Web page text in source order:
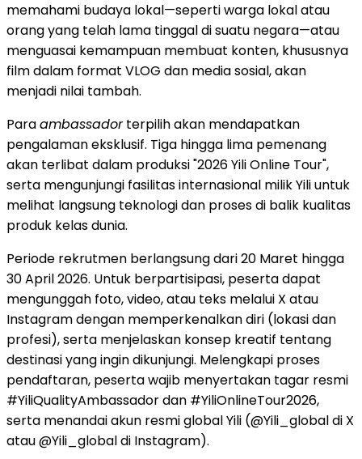
memahami budaya lokal—seperti warga lokal atau
orang yang telah lama tinggal di suatu negara—atau
menguasai kemampuan membuat konten, khususnya
film dalam format VLOG dan media sosial, akan
menjadi nilai tambah.
Paraambassadorterpilih akan mendapatkan
pengalaman eksklusif. Tiga hingga lima pemenang
akan terlibat dalam produksi "2026 Yili Online Tour",
serta mengunjungi fasilitas internasional milik Yili untuk
melihat langsung teknologi dan proses di balik kualitas
produk kelas dunia.
Periode rekrutmen berlangsung dari 20 Maret hingga
30 April 2026. Untuk berpartisipasi, peserta dapat
mengunggah foto, video, atau teks melalui X atau
Instagram dengan memperkenalkan diri (lokasi dan
profesi), serta menjelaskan konsep kreatif tentang
destinasi yang ingin dikunjungi. Melengkapi proses
pendaftaran, peserta wajib menyertakan tagar resmi
#YiliQualityAmbassador dan #YiliOnlineTour2026,
serta menandai akun resmi global Yili (@Yili_global di X
atau @Yili_global di Instagram).